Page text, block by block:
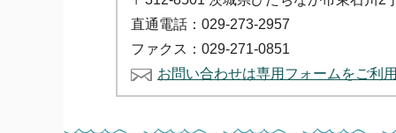
直通電話：029-273-2957
ファクス：029-271-0851
お問い合わせは専用フォームをご利